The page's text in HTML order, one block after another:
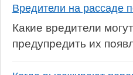
Вредители на рассаде
Какие вредители
предупредить их